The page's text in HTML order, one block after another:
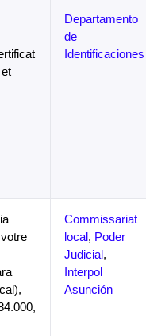
Departamento
de
Identificaciones
votre
Commissariat
local, Poder
Judicial,
Interpol
Asunción